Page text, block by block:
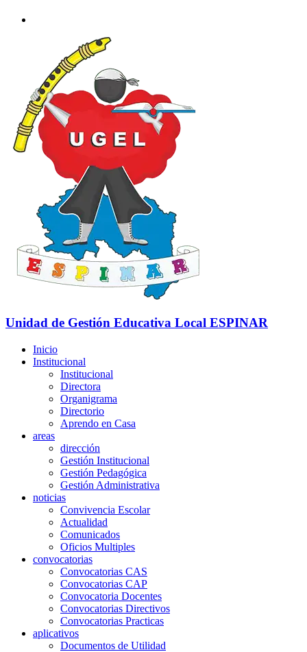
Unidad de Gestión Educativa Local ESPINAR
Inicio
Institucional
Institucional
Directora
Organigrama
Directorio
Aprendo en Casa
areas
dirección
Gestión Institucional
Gestión Pedagógica
Gestión Administrativa
noticias
Convivencia Escolar
Actualidad
Comunicados
Oficios Multiples
convocatorias
Convocatorias CAS
Convocatorias CAP
Convocatoria Docentes
Convocatorias Directivos
Convocatorias Practicas
aplicativos
Documentos de Utilidad